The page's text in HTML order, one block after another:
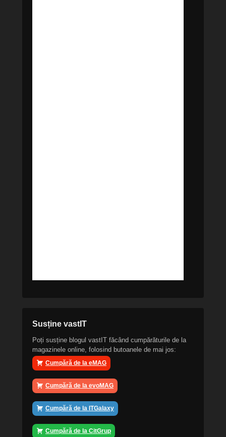
Susține vastIT
Poți susține blogul vastIT făcând cumpărăturile de la
magazinele online, folosind butoanele de mai jos:
Cumpără de la eMAG
Cumpără de la evoMAG
Cumpără de la ITGalaxy
Cumpără de la CitGrup